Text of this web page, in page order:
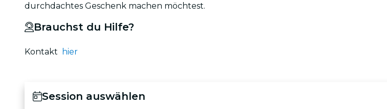
durchdachtes Geschenk machen möchtest.
Brauchst du Hilfe?
Kontakt hier
Session auswählen